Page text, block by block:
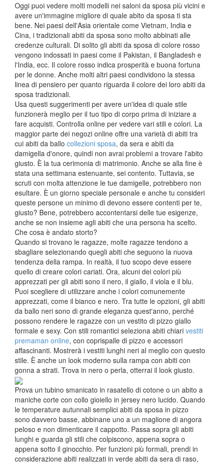
Oggi puoi vedere molti modelli nei saloni da sposa più vicini e
avere un'immagine migliore di quale abito da sposa ti sta
bene. Nei paesi dell'Asia orientale come Vietnam, India e
Cina, i tradizionali abiti da sposa sono molto abbinati alle
credenze culturali. Di solito gli abiti da sposa di colore rosso
vengono indossati in paesi come il Pakistan, il Bangladesh e
l'India, ecc. Il colore rosso indica prosperità e buona fortuna
per le donne. Anche molti altri paesi condividono la stessa
linea di pensiero per quanto riguarda il colore dei loro abiti da
sposa tradizionali.
Usa questi suggerimenti per avere un'idea di quale stile
funzionerà meglio per il tuo tipo di corpo prima di iniziare a
fare acquisti. Controlla online per vedere vari stili e colori. La
maggior parte dei negozi online offre una varietà di abiti tra
cui abiti da ballo collezioni sposa, da sera e abiti da
damigella d'onore, quindi non avrai problemi a trovare l'abito
giusto. È la tua cerimonia di matrimonio. Anche se alla fine è
stata una settimana estenuante, sei contento. Tuttavia, se
scruti con molta attenzione le tue damigelle, potrebbero non
esultare. È un giorno speciale personale e anche tu consideri
queste persone un minimo di devono essere contenti per te,
giusto? Bene, potrebbero accontentarsi delle tue esigenze,
anche se non insieme agli abiti che una persona ha scelto.
Che cosa è andato storto?
Quando si trovano le ragazze, molte ragazze tendono a
sbagliare selezionando quegli abiti che seguono la nuova
tendenza della rampa. In realtà, il tuo scopo deve essere
quello di creare colori cariati. Ora, alcuni dei colori più
apprezzati per gli abiti sono il nero, il giallo, il viola e il blu.
Puoi scegliere di utilizzare anche i colori comunemente
apprezzati, come il bianco e nero. Tra tutte le opzioni, gli abiti
da ballo neri sono di grande eleganza quest'anno, perché
possono rendere le ragazze con un vestito di pizzo giallo
formale e sexy. Con stili romantici seleziona abiti chiari vestiti
premaman online, con coprispalle di pizzo e accessori
affascinanti. Mostrerà i vestiti lunghi neri al meglio con questo
stile. È anche un look moderno sulla rampa con abiti con
gonna a strati. Trova in nero o perla, otterrai il look giusto.
Prova un tubino smanicato in rasatello di cotone o un abito a
maniche corte con collo gioiello in jersey nero lucido. Quando
le temperature autunnali semplici abiti da sposa in pizzo
sono davvero basse, abbinane uno a un maglione di angora
peloso e non dimenticare il cappotto. Passa sopra gli abiti
lunghi e guarda gli stili che colpiscono, appena sopra o
appena sotto il ginocchio. Per funzioni più formali, prendi in
considerazione abiti realizzati in verde abiti da sera di raso,